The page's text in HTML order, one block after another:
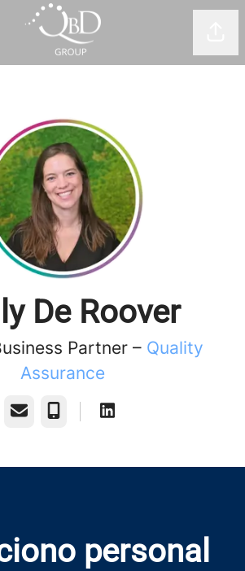
De Roover
Partner – Quality
Assurance
Correo electrónico
Teléfono
personal